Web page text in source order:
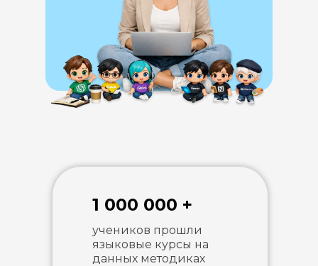
1 000 000 +
учеников прошли
языковые курсы на
данных методиках